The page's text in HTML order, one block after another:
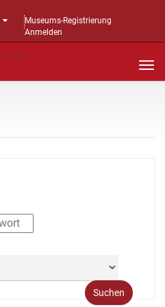
Museums-Registrierung
Anmelden